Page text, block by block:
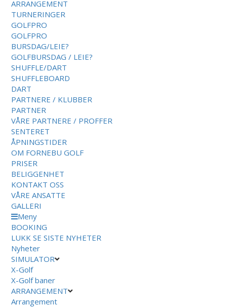
ARRANGEMENT
TURNERINGER
GOLFPRO
GOLFPRO
BURSDAG/LEIE?
GOLFBURSDAG / LEIE?
SHUFFLE/DART
SHUFFLEBOARD
DART
PARTNERE / KLUBBER
PARTNER
VÅRE PARTNERE / PROFFER
SENTERET
ÅPNINGSTIDER
OM FORNEBU GOLF
PRISER
BELIGGENHET
KONTAKT OSS
VÅRE ANSATTE
GALLERI
Meny
BOOKING
LUKK SE SISTE NYHETER
Nyheter
SIMULATOR
X-Golf
X-Golf baner
ARRANGEMENT
Arrangement